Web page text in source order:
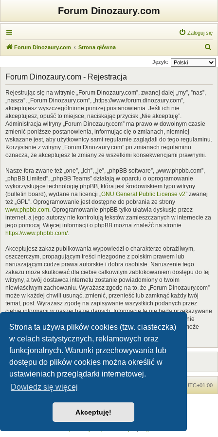
Strona ta używa plików cookies (tzw. ciasteczka)
w celach statystycznych, reklamowych oraz
funkcjonalnych. Warunki przechowywania lub
dostępu do plików cookies można określić w
ustawieniach przeglądarki internetowej.
Dowiedz się więcej
Akceptuję!
Forum Dinozaury.com
Zaloguj się
Forum Dinozaury.com Strona główna
z
Język:
Forum Dinozaury.com - Rejestracja
Rejestrując się na witrynie „Forum Dinozaury.com”, zwanej dalej „my”, ”nas”,
„nasza”, „Forum Dinozaury.com”, „https://www.forum.dinozaury.com”,
akceptujesz wyszczególnione poniżej postanowienia. Jeśli ich nie
akceptujesz, opuść to miejsce, naciskając przycisk „Nie akceptuję”.
Administracja witryny „Forum Dinozaury.com” ma prawo w dowolnym czasie
zmienić poniższe postanowienia, informując cię o zmianach, niemniej
wskazane jest, aby użytkownicy sami regularnie zaglądali do tego regulaminu.
Korzystanie z witryny „Forum Dinozaury.com” po zmianach regulaminu
oznacza, że akceptujesz te zmiany ze wszelkimi konsekwencjami prawnymi.
Nasze fora zwane też „one”, „ich”, „je”, „phpBB software”, „www.phpbb.com”,
„phpBB Limited”, „phpBB Teams” działają w oparciu o oprogramowanie
wykorzystujące technologię phpBB, która jest środowiskiem typu witryny
(bulletin board), wydane na licencji „GNU General Public License v2” zwanej
też „GPL”. Oprogramowanie jest dostępne do pobrania ze strony
www.phpbb.com. Oprogramowanie phpBB tylko ułatwia dyskusje przez
internet, a jego autorzy nie kontrolują tekstów zamieszczanych w internecie za
jego pomocą. Więcej informacji o phpBB można znaleźć na stronie
https://www.phpbb.com/.
Akceptujesz zakaz publikowania wypowiedzi o charakterze obraźliwym,
oszczerczym, propagującym treści niezgodne z polskim prawem lub
naruszającym cudze prawa autorskie i dobra osobiste. Naruszenie tego
zakazu może skutkować dla ciebie całkowitym zablokowaniem dostępu do tej
witryny, a twój dostawca internetu zostanie powiadomiony o twoim
niewłaściwym zachowaniu. Wyrażasz zgodę na to, że „Forum Dinozaury.com”
może w każdej chwili usunąć, zmienić, przenieść lub zamknąć każdy twój
temat, post. Wyrażasz zgodę na zapisywanie wszystkich podanych przez
ciebie informacji w naszej bazie danych. Informacje te nie będą przekazywane
nikomu bez twojej zgody, ale ani „Forum Dinozaury.com”, ani phpBB nie
ponosi odpowiedzialności za włamania do witryny, podczas których może
dojść do kradzieży danych.
Forum Dinozaury.com UTC+01:00
Dinozaury.com© 2006-2020
Technologię dostarczaphpBB® Forum Software © phpBB Limited
Polski pakiet językowy dostarcza